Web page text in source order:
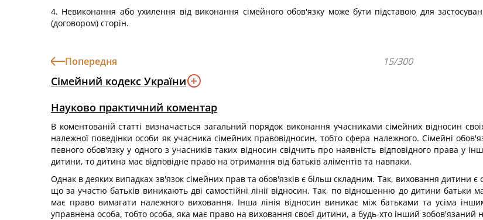
4. Невиконання або ухилення від виконання сімейного обов'язку може бути підставою для
(договором) сторін.
Попередня 15/300
Сімейний кодекс України
Науково практичний коментар
В коментованій статті визначається загальний порядок виконання учасниками сімейних відносин
належної поведінки особи як учасника сімейних правовідносин, тобто сфера належного. Сімейні
певного обов'язку у одного з учасників таких відносин свідчить про наявність відповідного права
дитини, то дитина має відповідне право на отримання від батьків аліментів та навпаки.
Однак в деяких випадках зв'язок сімейних прав та обов'язків є більш складним. Так, виховання дитини
що за участю батьків виникають дві самостійні лінії відносин. Так, по відношенню до дитини батьки
має право вимагати належного виховання. Інша лінія відносин виникає між батьками та усіма
управнена особа, тобто особа, яка має право на виховання своєї дитини, а будь-хто інший